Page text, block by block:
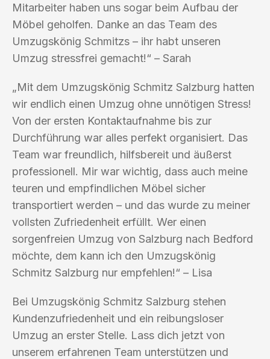
Mitarbeiter haben uns sogar beim Aufbau der
Möbel geholfen. Danke an das Team des
Umzugskönig Schmitzs – ihr habt unseren
Umzug stressfrei gemacht!“ – Sarah
„Mit dem Umzugskönig Schmitz Salzburg hatten
wir endlich einen Umzug ohne unnötigen Stress!
Von der ersten Kontaktaufnahme bis zur
Durchführung war alles perfekt organisiert. Das
Team war freundlich, hilfsbereit und äußerst
professionell. Mir war wichtig, dass auch meine
teuren und empfindlichen Möbel sicher
transportiert werden – und das wurde zu meiner
vollsten Zufriedenheit erfüllt. Wer einen
sorgenfreien Umzug von Salzburg nach Bedford
möchte, dem kann ich den Umzugskönig
Schmitz Salzburg nur empfehlen!“ – Lisa
Bei Umzugskönig Schmitz Salzburg stehen
Kundenzufriedenheit und ein reibungsloser
Umzug an erster Stelle. Lass dich jetzt von
unserem erfahrenen Team unterstützen und